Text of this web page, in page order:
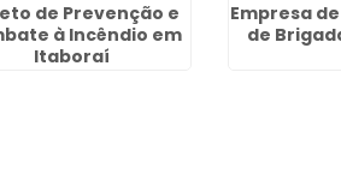
de Prevenção e
à Incêndio em
Itaboraí
Empresa
de